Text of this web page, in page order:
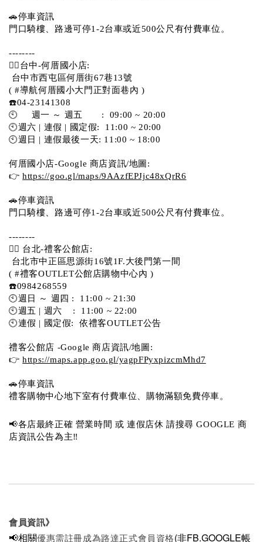
🚗停車資訊
門口騎樓、路邊可停1-2台車或近500公尺有付費車位。
--------
💁‍♀️台中-何厝國小店:
台中市西屯區何厝街67巷13號
( #導航何厝國小大門正對面巷內 )
☎️04-23141308
🕙     週一 ～ 週五       :  09:00 ~ 20:00
🕙週六 | 連假 | 國定假:  11:00 ~ 20:00
🕙週日 | 連假最後一天: 11:00 ~ 18:00
何厝國小店-Google 商店資訊/地圖:
👉 https://goo.gl/maps/9AAzfEPJjc48xQrR6
🚗停車資訊
門口騎樓、路邊可停1-2台車或近500公尺有付費車位。
--------
💁‍♀️ 台北-禮客公館店:
台北市中正區思源街16號1F.大後門第一間
( #禮客OUTLET公館店購物中心內 )
☎️0984268559
🕙週日 ～ 週四 :  11:00 ~ 21:30
🕙週五 | 週六    :  11:00 ~ 22:00
🕙連假 | 國定假:  依禮客OUTLET公告
禮客公館店 -Google 商店資訊/地圖:
👉 https://maps.app.goo.gl/yagpFPyxpizcmMhd7
🚗停車資訊
禮客購物中心地下室有付費車位、購物滿額免費停車。
📢各店最終正確 營業時間 或 連假店休 請搜尋 GOOGLE 商
店資訊公告為主‼️
會員資訊》
📢相關優惠需註冊成為路達正式會員資格(非FB.GOOGLE帳